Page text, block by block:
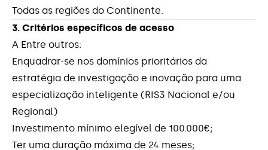
COVID 19
Medida Estágios Profissionais
Medidas de Apoio às Empresas Impacto do
COVID-19 - Linhas de Crédito
Medidas de Apoio às Microempresas –
Todas as regiões do Continente.
3. Critérios específicos de acesso
A Entre outros:
Enquadrar-se nos domínios prioritários da
estratégia de investigação e inovação para uma
especialização inteligente (RIS3 Nacional e/ou
Regional)
Investimento mínimo elegível de 100.000€;
Ter uma duração máxima de 24 meses;